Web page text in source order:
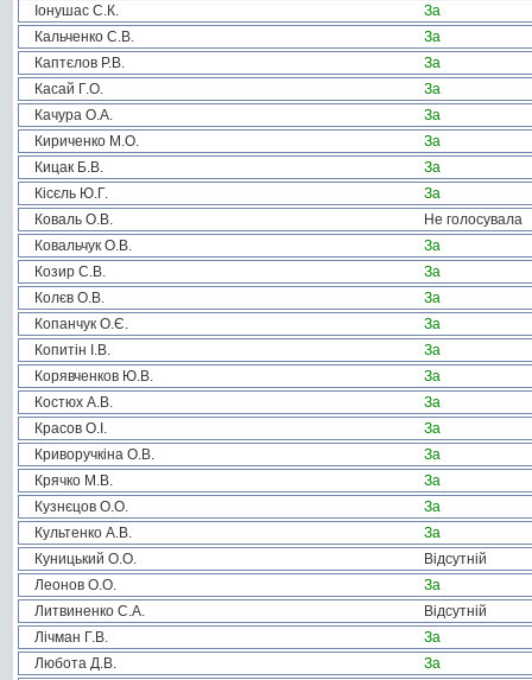
Іонушас С.К.
За
Кальченко С.В.
За
Каптєлов Р.В.
За
Касай Г.О.
За
Качура О.А.
За
Кириченко М.О.
За
Кицак Б.В.
За
Кісєль Ю.Г.
За
Коваль О.В.
Не голосувала
Ковальчук О.В.
За
Козир С.В.
За
Колєв О.В.
За
Копанчук О.Є.
За
Копитін І.В.
За
Корявченков Ю.В.
За
Костюх А.В.
За
Красов О.І.
За
Криворучкіна О.В.
За
Крячко М.В.
За
Кузнєцов О.О.
За
Культенко А.В.
За
Куницький О.О.
Відсутній
Леонов О.О.
За
Литвиненко С.А.
Відсутній
Лічман Г.В.
За
Любота Д.В.
За